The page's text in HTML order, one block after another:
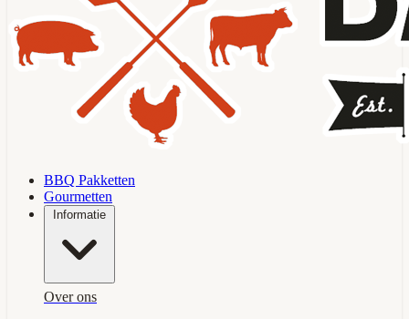
BBQ Pakketten
Gourmetten
Informatie
Over ons